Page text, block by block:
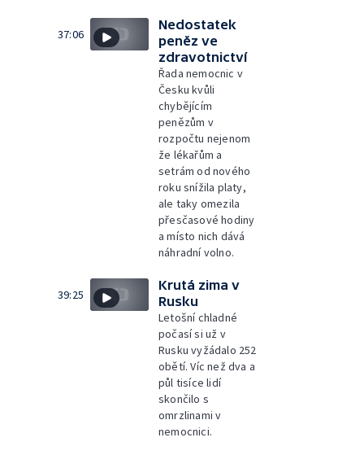
37:06
Nedostatek
peněz ve
zdravotnictví
Řada nemocnic v
Česku kvůli
chybějícím
penězům v
rozpočtu nejenom
že lékařům a
setrám od nového
roku snížila platy,
ale taky omezila
přesčasové hodiny
a místo nich dává
náhradní volno.
39:25
Krutá zima v
Rusku
Letošní chladné
počasí si už v
Rusku vyžádalo 252
obětí. Víc než dva a
půl tisíce lidí
skončilo s
omrzlinami v
nemocnici.